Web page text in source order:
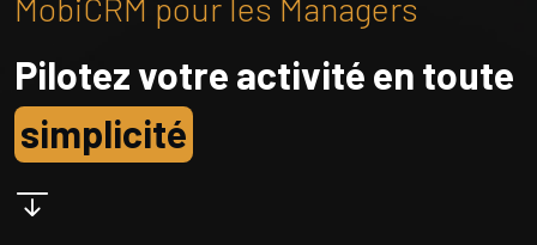
MobiCRM pour les Managers
Pilotez votre activité en toute
simplicité